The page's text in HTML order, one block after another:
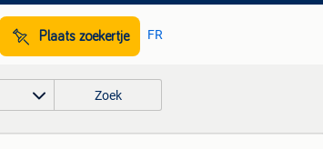
Plaats zoekertje FR
Zoek